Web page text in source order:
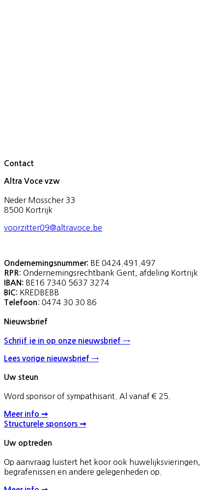
Contact
Altra Voce vzw
Neder Mosscher 33
8500 Kortrijk
voorzitter09@altravoce.be
Ondernemingsnummer: BE 0424.491.497
RPR: Ondernemingsrechtbank Gent, afdeling Kortrijk
IBAN: BE16 7340 5637 3274
BIC: KREDBEBB
Telefoon : 0474 30 30 86
Nieuwsbrief
Schrijf je in op onze nieuwsbrief →
Lees vorige nieuwsbrief →
Uw steun
Word sponsor of sympathisant. Al vanaf € 25.
Meer info ➞
Structurele sponsors ➞
Uw optreden
Op aanvraag luistert het koor ook huwelijksvieringen,
begrafenissen en andere gelegenheden op.